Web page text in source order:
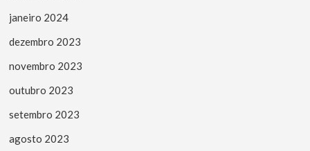
janeiro 2024
dezembro 2023
novembro 2023
outubro 2023
setembro 2023
agosto 2023